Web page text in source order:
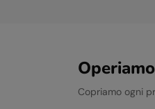
Copriamo ogni